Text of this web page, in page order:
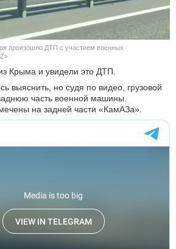
СПОРТ
ШОУ-БИЗНЕС
АВТО И МОТО
ЭГОИЗМ
произошло ДТП с участием военных
Крыма и увидели это ДТП.
выяснить, но судя по видео, грузовой
часть военной машины.
на задней части «КамАЗа».